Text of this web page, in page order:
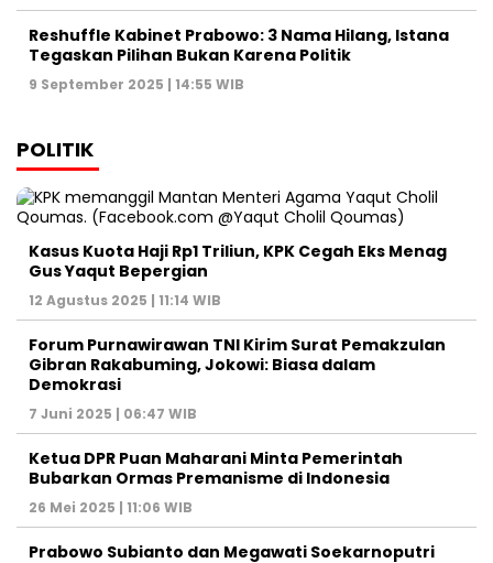
21 Mei 2025 | 15:45 WIB
+62855-7777888
MEDIA NETWORK
Jakarta Banten Jawa Barat Jawa Tengah DIY Jawa Timur
Sumatera Kalimantan Sulawesi Maluku Nusa Tenggara
HOME HISTORI MEDIA
TIM REDAKSI
KODE ETIK
PEDOMAN MEDIA
HAK JAWAB
KONTAK IKLAN
PERSDA NEWS NETWORK @2023